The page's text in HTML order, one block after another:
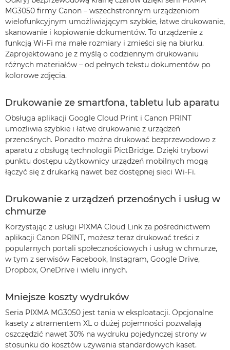
MG3050 firmy Canon – wszechstronnym urządzeniom
wielofunkcyjnym umożliwiającym szybkie, łatwe drukowanie,
skanowanie i kopiowanie dokumentów. To urządzenie z
funkcją Wi-Fi ma małe rozmiary i zmieści się na biurku.
Zaprojektowano je z myślą o codziennym drukowaniu
różnych materiałów – od pełnych tekstu dokumentów po
kolorowe zdjęcia.
Drukowanie ze smartfona, tabletu lub aparatu
Obsługa aplikacji Google Cloud Print i Canon PRINT
umożliwia szybkie i łatwe drukowanie z urządzeń
przenośnych. Ponadto można drukować bezprzewodowo z
aparatu z obsługą technologii PictBridge. Dzięki trybowi
punktu dostępu użytkownicy urządzeń mobilnych mogą
łączyć się z drukarką nawet bez dostępnej sieci Wi-Fi.
Drukowanie z urządzeń przenośnych i usług w
chmurze
Korzystając z usługi PIXMA Cloud Link za pośrednictwem
aplikacji Canon PRINT, możesz teraz drukować treści z
popularnych portali społecznościowych i usług w chmurze,
w tym z serwisów Facebook, Instagram, Google Drive,
Dropbox, OneDrive i wielu innych.
Mniejsze koszty wydruków
Seria PIXMA MG3050 jest tania w eksploatacji. Opcjonalne
kasety z atramentem XL o dużej pojemności pozwalają
oszczędzić nawet 30% na wydruku pojedynczej strony w
stosunku do kosztów używania standardowych kaset.